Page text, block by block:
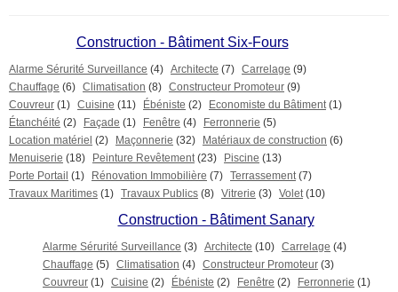
Construction - Bâtiment Six-Fours
Alarme Sérurité Surveillance (4) Architecte (7) Carrelage (9)
Chauffage (6) Climatisation (8) Constructeur Promoteur (9)
Couvreur (1) Cuisine (11) Ébéniste (2) Economiste du Bâtiment (1)
Étanchéité (2) Façade (1) Fenêtre (4) Ferronnerie (5)
Location matériel (2) Maçonnerie (32) Matériaux de construction (6)
Menuiserie (18) Peinture Revêtement (23) Piscine (13)
Porte Portail (1) Rénovation Immobilière (7) Terrassement (7)
Travaux Maritimes (1) Travaux Publics (8) Vitrerie (3) Volet (10)
Construction - Bâtiment Sanary
Alarme Sérurité Surveillance (3) Architecte (10) Carrelage (4)
Chauffage (5) Climatisation (4) Constructeur Promoteur (3)
Couvreur (1) Cuisine (2) Ébéniste (2) Fenêtre (2) Ferronnerie (1)